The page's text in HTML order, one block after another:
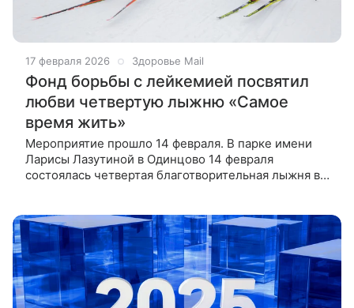
17 февраля 2026 Здоровье Mail
Фонд борьбы с лейкемией посвятил
любви четвертую лыжню «Самое
время жить»
Мероприятие прошло 14 февраля. В парке имени
Ларисы Лазутиной в Одинцово 14 февраля
состоялась четвертая благотворительная лыжня в